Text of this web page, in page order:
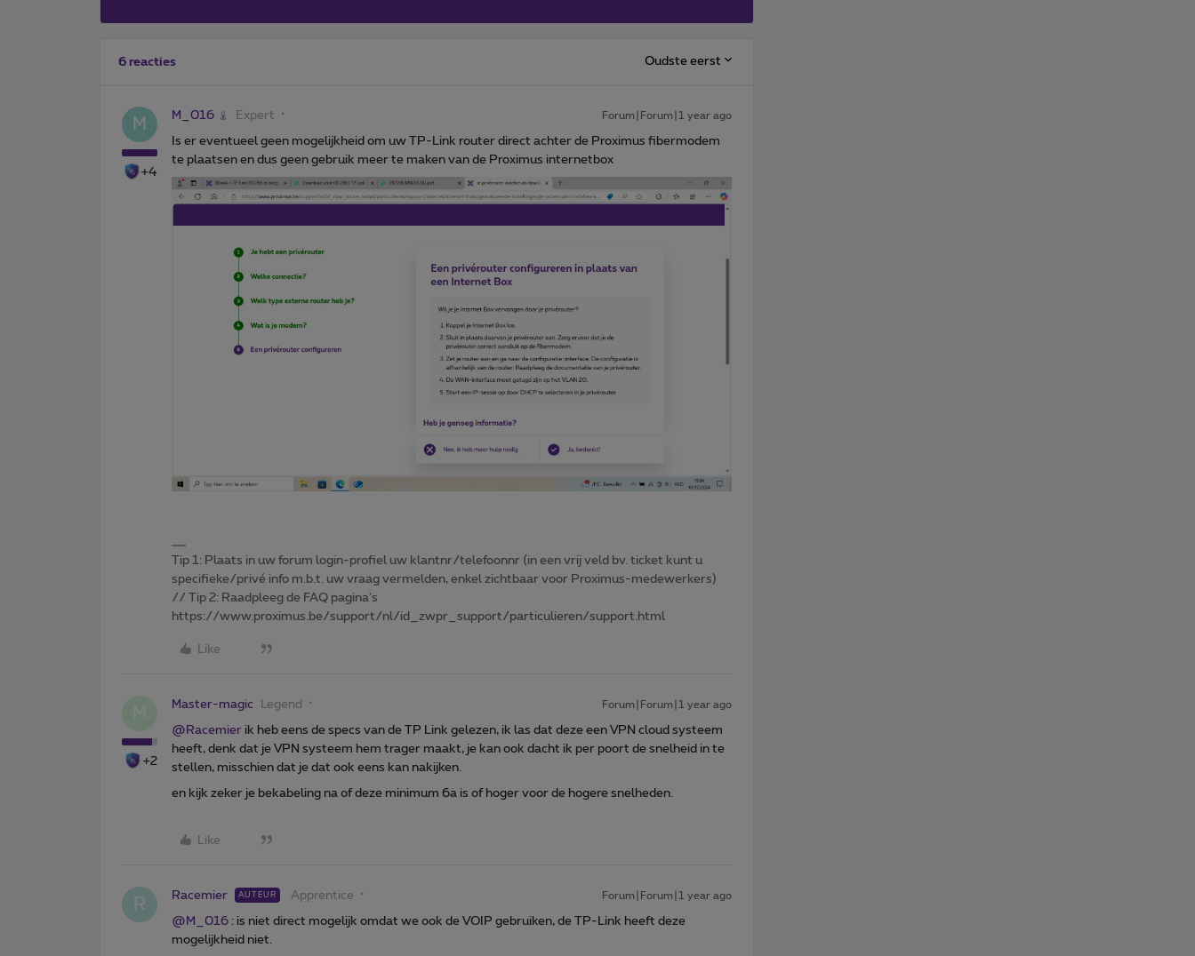
6 reacties Oudste eerst
M
+4
M_016 Expert Forum|Forum|1 year ago
Is er eventueel geen mogelijkheid om uw TP-Link router direct achter de Proximus fibermodem
te plaatsen en dus geen gebruik meer te maken van de Proximus internetbox
Tip 1: Plaats in uw forum login-profiel uw klantnr/telefoonnr (in een vrij veld bv. ticket kunt u
specifieke/privé info m.b.t. uw vraag vermelden, enkel zichtbaar voor Proximus-medewerkers)
// Tip 2: Raadpleeg de FAQ pagina's
https://www.proximus.be/support/nl/id_zwpr_support/particulieren/support.html
Like
+2
Master-magic Legend Forum|Forum|1 year ago
@Racemier ik heb eens de specs van de TP Link gelezen, ik las dat deze een VPN cloud systeem
heeft, denk dat je VPN systeem hem trager maakt, je kan ook dacht ik per poort de snelheid in te
stellen, misschien dat je dat ook eens kan nakijken.
en kijk zeker je bekabeling na of deze minimum 6a is of hoger voor de hogere snelheden.
Like
R Racemier AUTEUR Apprentice Forum|Forum|1 year ago
@M_016 : is niet direct mogelijk omdat we ook de VOIP gebruiken, de TP-Link heeft deze
mogelijkheid niet.